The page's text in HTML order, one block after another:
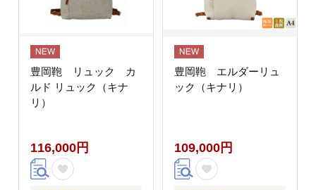
豊岡鞄 リュック カ
ルド リュック（キナ
リ）
116,000円
豊岡鞄 エルダーリュ
ック（キナリ）
109,000円